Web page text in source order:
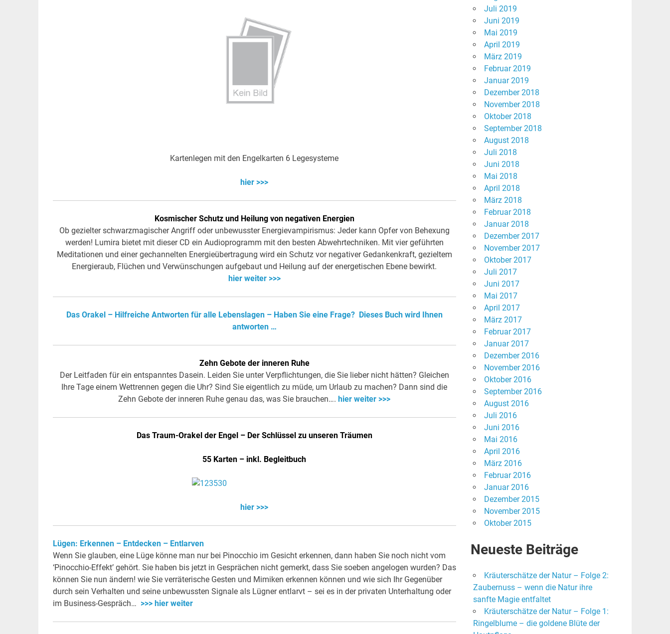
Kartenlegen mit den Engelkarten 6 Legesysteme
hier >>>
Kosmischer Schutz und Heilung von negativen Energien
Ob gezielter schwarzmagischer Angriff oder unbewusster Energievampirismus: Jeder kann Opfer von Behexung
werden! Lumira bietet mit dieser CD ein Audioprogramm mit den besten Abwehrtechniken. Mit vier geführten
Meditationen und einer gechannelten Energieübertragung wird ein Schutz vor negativer Gedankenkraft, gezieltem
Energieraub, Flüchen und Verwünschungen aufgebaut und Heilung auf der energetischen Ebene bewirkt.
hier weiter >>>
Das Orakel – Hilfreiche Antworten für alle Lebenslagen – Haben Sie eine Frage? Dieses Buch wird Ihnen
antworten …
Zehn Gebote der inneren Ruhe
Der Leitfaden für ein entspanntes Dasein. Leiden Sie unter Verpflichtungen, die Sie lieber nicht hätten? Gleichen
Ihre Tage einem Wettrennen gegen die Uhr? Sind Sie eigentlich zu müde, um Urlaub zu machen? Dann sind die
Zehn Gebote der inneren Ruhe genau das, was Sie brauchen….hier weiter >>>
Das Traum-Orakel der Engel – Der Schlüssel zu unseren Träumen
55 Karten – inkl. Begleitbuch
hier >>>
Lügen: Erkennen – Entdecken – Entlarven
Wenn Sie glauben, eine Lüge könne man nur bei Pinocchio im Gesicht erkennen, dann haben Sie noch nicht vom
‘Pinocchio-Effekt’ gehört. Sie haben bis jetzt in Gesprächen nicht gemerkt, dass Sie soeben angelogen wurden? Das
können Sie nun ändern! wie Sie verräterische Gesten und Mimiken erkennen können und wie sich Ihr Gegenüber
durch sein Verhalten und seine unbewussten Signale als Lügner entlarvt – sei es in der privaten Unterhaltung oder
im Business-Gespräch… >>> hier weiter
Juli 2019
Juni 2019
Mai 2019
April 2019
März 2019
Februar 2019
Januar 2019
Dezember 2018
November 2018
Oktober 2018
September 2018
August 2018
Juli 2018
Juni 2018
Mai 2018
April 2018
März 2018
Februar 2018
Januar 2018
Dezember 2017
November 2017
Oktober 2017
Juli 2017
Juni 2017
Mai 2017
April 2017
März 2017
Februar 2017
Januar 2017
Dezember 2016
November 2016
Oktober 2016
September 2016
August 2016
Juli 2016
Juni 2016
Mai 2016
April 2016
März 2016
Februar 2016
Januar 2016
Dezember 2015
November 2015
Oktober 2015
Neueste Beiträge
Kräuterschätze der Natur – Folge 2:
Zaubernuss – wenn die Natur ihre
sanfte Magie entfaltet
Kräuterschätze der Natur – Folge 1:
Ringelblume – die goldene Blüte der